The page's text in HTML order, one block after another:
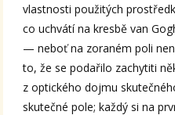
vlastnosti použitých
co uchvátí na kresbě van
— neboť na zoraném poli
to, že se podařilo zachytiti
z optického dojmu
skutečné pole; každý si na